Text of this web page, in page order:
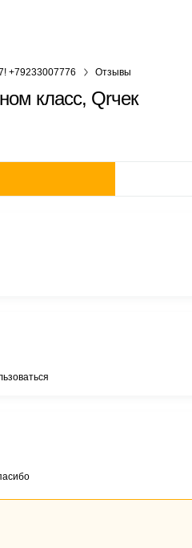
+79233007776 Отзывы
класс, Qrчек